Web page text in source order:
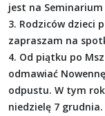
jest na Seminarium
3. Rodziców dzieci
zapraszam na
4. Od piątku po
odmawiać
odpustu. W tym
niedzielę 7